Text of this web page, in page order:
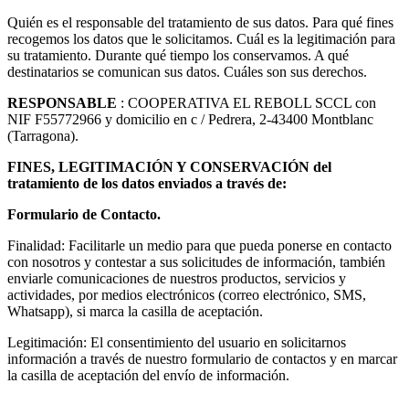
Quién es el responsable del tratamiento de sus datos. Para qué fines
recogemos los datos que le solicitamos. Cuál es la legitimación para
su tratamiento. Durante qué tiempo los conservamos. A qué
destinatarios se comunican sus datos. Cuáles son sus derechos.
RESPONSABLE : COOPERATIVA EL REBOLL SCCL con
NIF F55772966 y domicilio en c / Pedrera, 2-43400 Montblanc
(Tarragona).
FINES, LEGITIMACIÓN Y CONSERVACIÓN del
tratamiento de los datos enviados a través de:
Formulario de Contacto.
Finalidad: Facilitarle un medio para que pueda ponerse en contacto
con nosotros y contestar a sus solicitudes de información, también
enviarle comunicaciones de nuestros productos, servicios y
actividades, por medios electrónicos (correo electrónico, SMS,
Whatsapp), si marca la casilla de aceptación.
Legitimación: El consentimiento del usuario en solicitarnos
información a través de nuestro formulario de contactos y en marcar
la casilla de aceptación del envío de información.